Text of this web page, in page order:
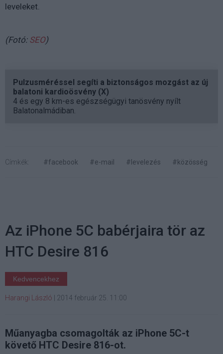
leveleket.
(Fotó: SEO)
Pulzusméréssel segíti a biztonságos mozgást az új
balatoni kardioösvény (X)
4 és egy 8 km-es egészségügyi tanösvény nyílt
Balatonalmádiban.
Címkék: #facebook #e-mail #levelezés #közösség
Az iPhone 5C babérjaira tör az
HTC Desire 816
Kedvencekhez
Harangi László 2014 február 25. 11:00
Műanyagba csomagolták az iPhone 5C-t
követő HTC Desire 816-ot.